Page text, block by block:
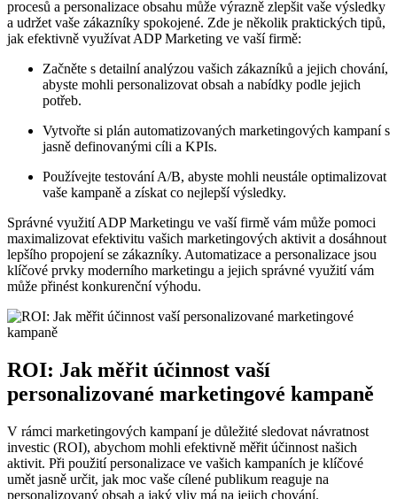
procesů a personalizace obsahu může‍ výrazně zlepšit vaše výsledky
a udržet vaše zákazníky spokojené. Zde je několik praktických tipů,
jak efektivně využívat ADP Marketing ve ⁤vaší firmě:
Začněte s detailní analýzou vašich zákazníků a jejich chování,
abyste mohli personalizovat obsah a nabídky podle jejich
potřeb.
Vytvořte si ‍plán automatizovaných marketingových kampaní s
jasně definovanými‌ cíli a KPIs.
Používejte testování A/B, abyste mohli neustále optimalizovat
vaše kampaně a získat⁢ co nejlepší výsledky.
Správné využití ADP Marketingu ve vaší firmě vám může pomoci
maximalizovat efektivitu vašich marketingových aktivit a dosáhnout
lepšího propojení se zákazníky. Automatizace a personalizace jsou
klíčové ⁢prvky moderního marketingu a jejich správné využití⁢ vám
může přinést konkurenční výhodu.
ROI: Jak ‍měřit účinnost vaší
personalizované marketingové⁢ kampaně
V rámci marketingových kampaní je důležité sledovat návratnost
investic (ROI), abychom mohli‌ efektivně měřit účinnost našich
aktivit. Při použití personalizace ve vašich kampaních je klíčové
umět jasně určit, jak moc vaše cílené ⁢publikum reaguje na
personalizovaný obsah a jaký vliv má na ‌jejich chování.